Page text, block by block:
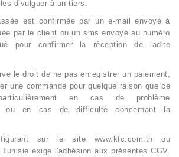
divulguer à un tiers.
est confirmée par un e-mail envoyé à
par le client ou un sms envoyé au numéro
pour confirmer la réception de ladite
le droit de ne pas enregistrer un paiement,
une commande pour quelque raison que ce
en cas de problème
ou en cas de difficulté concernant la
figurant sur le site www.kfc.com.tn ou
exige l'adhésion aux présentes CGV.